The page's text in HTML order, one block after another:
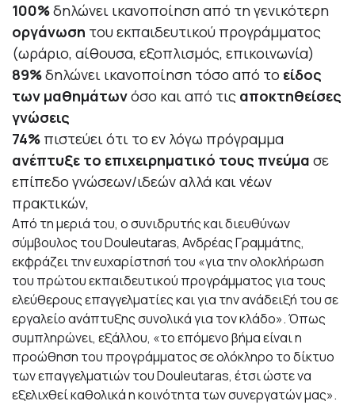
100%δηλώνει ικανοποίηση από τη γενικότερη
οργάνωση του εκπαιδευτικού προγράμματος
(ωράριο, αίθουσα, εξοπλισμός, επικοινωνία)
89%δηλώνει ικανοποίηση τόσο από το είδος
των μαθημάτωνόσο και από τις αποκτηθείσες
γνώσεις
74% πιστεύει ότι το εν λόγω πρόγραμμα
ανέπτυξε το επιχειρηματικό τους πνεύμα σε
επίπεδο γνώσεων/ιδεών αλλά και νέων
πρακτικών,
Από τη μεριά του, ο συνιδρυτής και διευθύνων
σύμβουλος του Douleutaras, Ανδρέας Γραμμάτης,
εκφράζει την ευχαρίστησή του «για την ολοκλήρωση
του πρώτου εκπαιδευτικού προγράμματος για τους
ελεύθερους επαγγελματίες και για την ανάδειξή του σε
εργαλείο ανάπτυξης συνολικά για τον κλάδο». Όπως
συμπληρώνει, εξάλλου, «το επόμενο βήμα είναι η
προώθηση του προγράμματος σε ολόκληρο το δίκτυο
των επαγγελματιών του Douleutaras, έτσι ώστε να
εξελιχθεί καθολικά η κοινότητα των συνεργατών μας».